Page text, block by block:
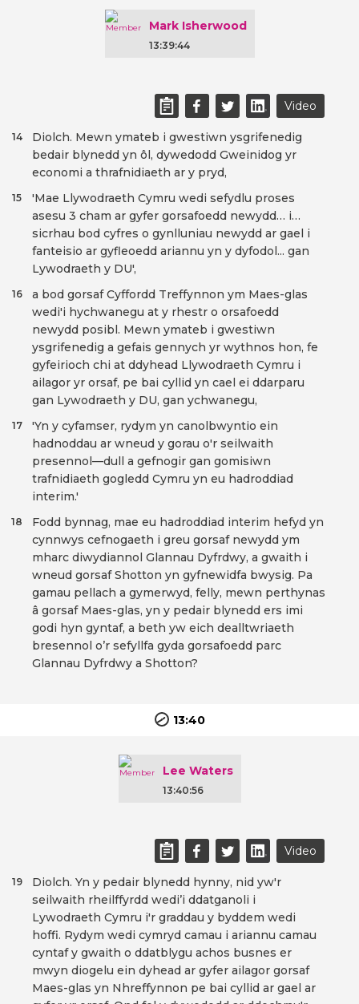
Mark Isherwood
13:39:44
Video
Diolch. Mewn ymateb i gwestiwn ysgrifenedig
bedair blynedd yn ôl, dywedodd Gweinidog yr
economi a thrafnidiaeth ar y pryd,
14
'Mae Llywodraeth Cymru wedi sefydlu proses
asesu 3 cham ar gyfer gorsafoedd newydd… i…
sicrhau bod cyfres o gynlluniau newydd ar gael i
fanteisio ar gyfleoedd ariannu yn y dyfodol... gan
Lywodraeth y DU',
15
a bod gorsaf Cyffordd Treffynnon ym Maes-glas
wedi'i hychwanegu at y rhestr o orsafoedd
newydd posibl. Mewn ymateb i gwestiwn
ysgrifenedig a gefais gennych yr wythnos hon, fe
gyfeirioch chi at ddyhead Llywodraeth Cymru i
ailagor yr orsaf, pe bai cyllid yn cael ei ddarparu
gan Lywodraeth y DU, gan ychwanegu,
16
'Yn y cyfamser, rydym yn canolbwyntio ein
hadnoddau ar wneud y gorau o'r seilwaith
presennol—dull a gefnogir gan gomisiwn
trafnidiaeth gogledd Cymru yn eu hadroddiad
interim.'
17
Fodd bynnag, mae eu hadroddiad interim hefyd yn
cynnwys cefnogaeth i greu gorsaf newydd ym
mharc diwydiannol Glannau Dyfrdwy, a gwaith i
wneud gorsaf Shotton yn gyfnewidfa bwysig. Pa
gamau pellach a gymerwyd, felly, mewn perthynas
â gorsaf Maes-glas, yn y pedair blynedd ers imi
godi hyn gyntaf, a beth yw eich dealltwriaeth
bresennol o’r sefyllfa gyda gorsafoedd parc
Glannau Dyfrdwy a Shotton?
18
13:40
Lee Waters
13:40:56
Video
Diolch. Yn y pedair blynedd hynny, nid yw'r
seilwaith rheilffyrdd wedi’i ddatganoli i
Lywodraeth Cymru i'r graddau y byddem wedi
hoffi. Rydym wedi cymryd camau i ariannu camau
cyntaf y gwaith o ddatblygu achos busnes er
mwyn diogelu ein dyhead ar gyfer ailagor gorsaf
Maes-glas yn Nhreffynnon pe bai cyllid ar gael ar
19